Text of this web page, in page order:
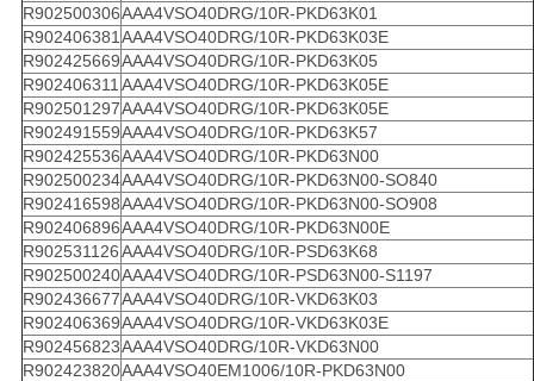
R902500306AAA4VSO40DRG/10R-PKD63K01
R902406381 AAA4VSO40DRG/10R-PKD63K03E
R902425669AAA4VSO40DRG/10R-PKD63K05
R902406311 AAA4VSO40DRG/10R-PKD63K05E
R902501297AAA4VSO40DRG/10R-PKD63K05E
R902491559AAA4VSO40DRG/10R-PKD63K57
R902425536AAA4VSO40DRG/10R-PKD63N00
R902500234AAA4VSO40DRG/10R-PKD63N00-SO840
R902416598AAA4VSO40DRG/10R-PKD63N00-SO908
R902406896AAA4VSO40DRG/10R-PKD63N00E
R902531126AAA4VSO40DRG/10R-PSD63K68
R902500240AAA4VSO40DRG/10R-PSD63N00-S1197
R902436677AAA4VSO40DRG/10R-VKD63K03
R902406369AAA4VSO40DRG/10R-VKD63K03E
R902456823AAA4VSO40DRG/10R-VKD63N00
R902423820AAA4VSO40EM1006/10R-PKD63N00